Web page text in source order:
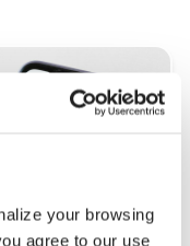
your browsing
agree to our use